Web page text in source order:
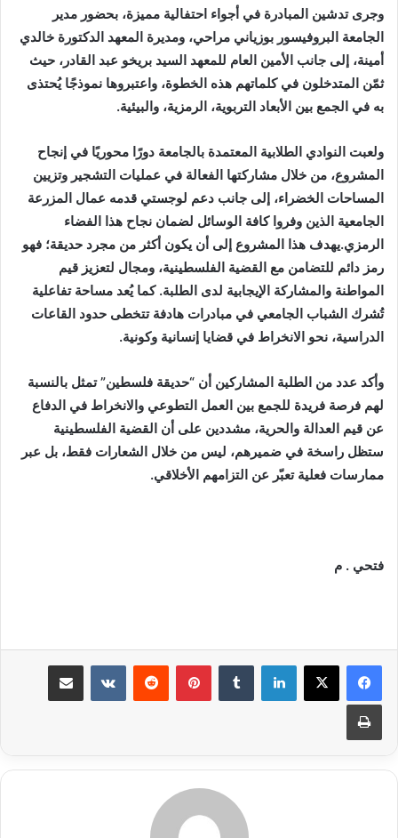
وجرى تدشين المبادرة في أجواء احتفالية مميزة، بحضور مدير
الجامعة البروفيسور بوزياني مراحي، ومديرة المعهد الدكتورة خالدي
أمينة، إلى جانب الأمين العام للمعهد السيد بريخو عبد القادر، حيث
ثمّن المتدخلون في كلماتهم هذه الخطوة، واعتبروها نموذجًا يُحتذى
به في الجمع بين الأبعاد التربوية، الرمزية، والبيئية.
ولعبت النوادي الطلابية المعتمدة بالجامعة دورًا محوريًا في إنجاح
المشروع، من خلال مشاركتها الفعالة في عمليات التشجير وتزيين
المساحات الخضراء، إلى جانب دعم لوجستي قدمه عمال المزرعة
الجامعية الذين وفروا كافة الوسائل لضمان نجاح هذا الفضاء
الرمزي.يهدف هذا المشروع إلى أن يكون أكثر من مجرد حديقة؛ فهو
رمز دائم للتضامن مع القضية الفلسطينية، ومجال لتعزيز قيم
المواطنة والمشاركة الإيجابية لدى الطلبة. كما يُعد مساحة تفاعلية
تُشرك الشباب الجامعي في مبادرات هادفة تتخطى حدود القاعات
الدراسية، نحو الانخراط في قضايا إنسانية وكونية.
وأكد عدد من الطلبة المشاركين أن “حديقة فلسطين” تمثل بالنسبة
لهم فرصة فريدة للجمع بين العمل التطوعي والانخراط في الدفاع
عن قيم العدالة والحرية، مشددين على أن القضية الفلسطينية
ستظل راسخة في ضميرهم، ليس من خلال الشعارات فقط، بل عبر
ممارسات فعلية تعبّر عن التزامهم الأخلاقي.
فتحي . م
لينكدإن بينتيريست
طباعة